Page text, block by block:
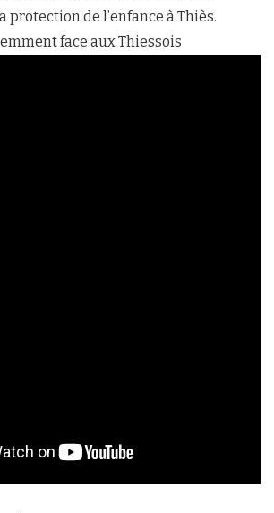
protection de l’enfance à Thiès.
face aux Thiessois